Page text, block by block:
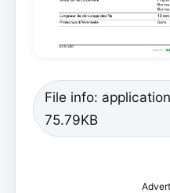
File info:
75.79KB